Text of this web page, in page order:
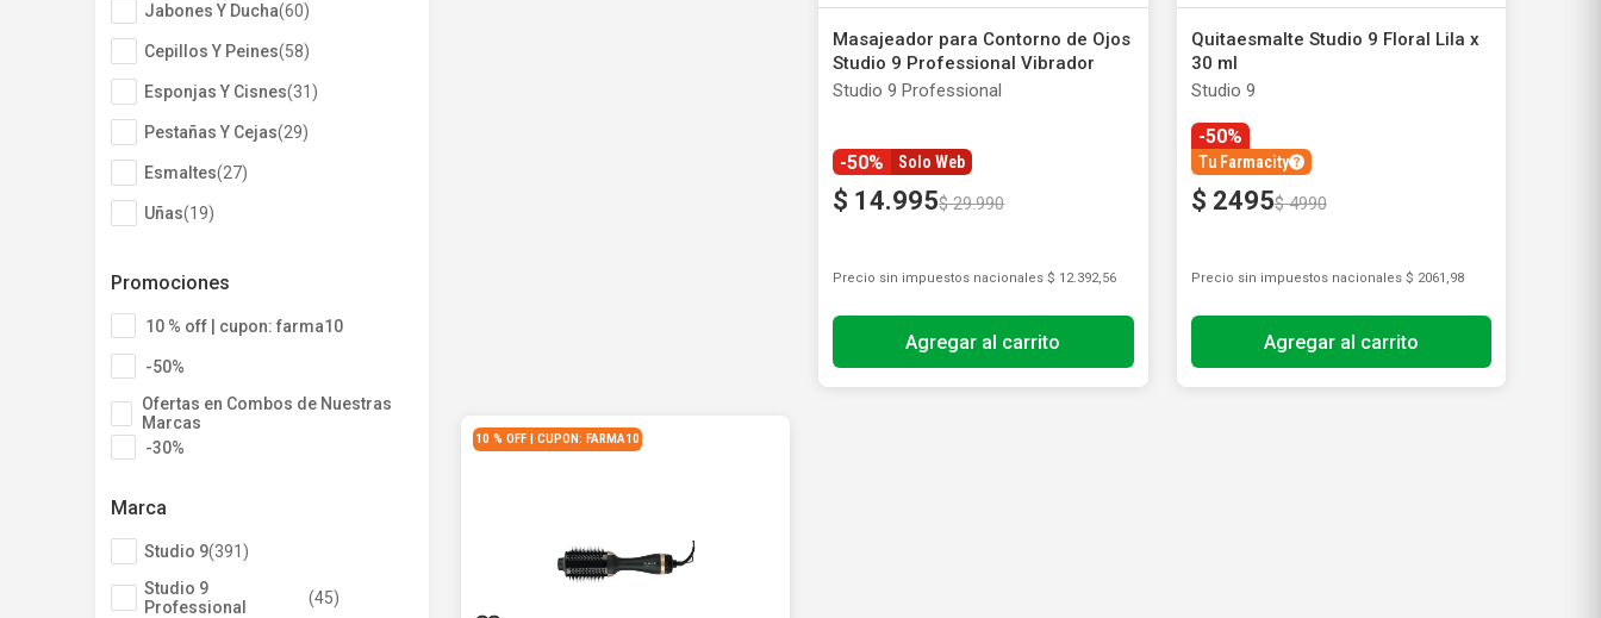
Secadores (9)
Cortadoras Y
Hogar y Deco
Mostrar 9 más
Jabones Y Ducha(60)
Cepillos Y Peines(58)
Esponjas Y Cisnes(31 )
Pestañas Y Cejas(29)
Esmaltes(27)
Uñas(19)
Portacosméticos
Accesorios(12)
Quitaesmaltes
Mostrar 10 más
Marca
Studio 9(391 )
Studio 9
Professional
(45)
Promociones
10 % off | cupon: farma10
-50%
Ofertas en Combos de Nuestras
Marcas
-30%
Masajeador para Contorno de Ojos
Studio 9 Professional Vibrador
Studio 9 Professional
-50% Solo Web
$ 14.995$ 29.990
Precio sin impuestos nacionales $ 12.392,56
Agregar al carrito
Quitaesmalte Studio 9 Floral Lila x
30 ml
Studio 9
-50%
Tu Farmacity
$ 2495$ 4990
Precio sin impuestos nacionales $ 2061,98
Agregar al carrito
10 % OFF | CUPON: FARMA10